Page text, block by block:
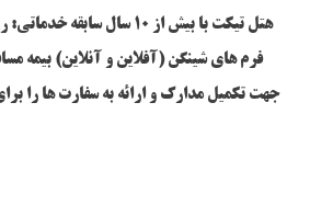
هتل تیکت با بیش از 10 سال
فرم های شینگن (آفلاین و آنلاین) بیمه
جهت تکمیل مدارک و ارائه به سفارت ها را